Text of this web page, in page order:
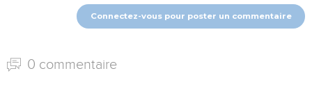
Connectez-vous pour poster un commentaire
0 commentaire